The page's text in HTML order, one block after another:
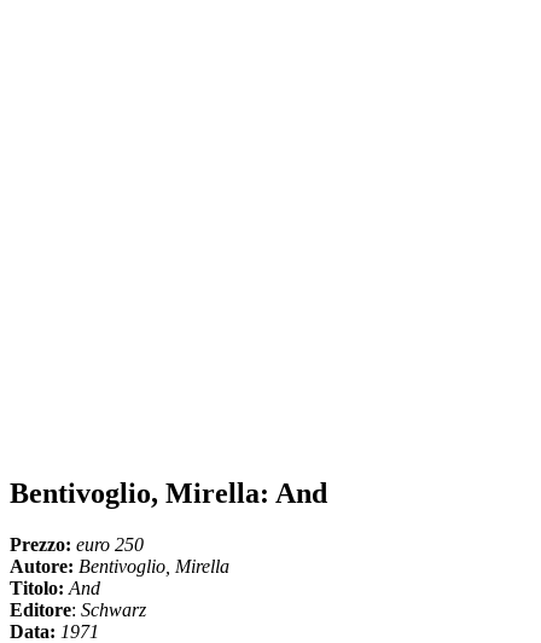
Bentivoglio, Mirella: And
Prezzo: euro 250
Autore: Bentivoglio, Mirella
Titolo: And
Editore: Schwarz
Data: 1971